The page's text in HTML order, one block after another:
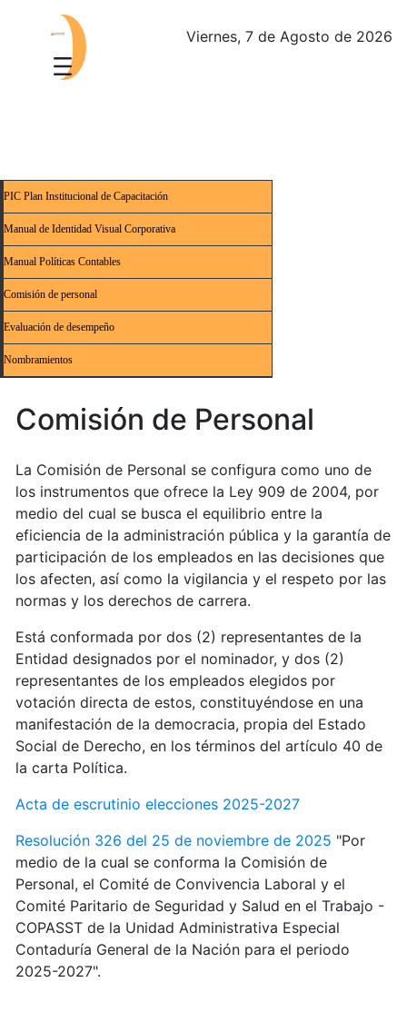
Viernes, 7 de Agosto de 2026
PIC Plan Institucional de Capacitación
Manual de Identidad Visual Corporativa
Manual Políticas Contables
Comisión de personal
Evaluación de desempeño
Nombramientos
Comisión de Personal
La Comisión de Personal se configura como uno de
los instrumentos que ofrece la Ley 909 de 2004, por
medio del cual se busca el equilibrio entre la
eficiencia de la administración pública y la garantía de
participación de los empleados en las decisiones que
los afecten, así como la vigilancia y el respeto por las
normas y los derechos de carrera.
Está conformada por dos (2) representantes de la
Entidad designados por el nominador, y dos (2)
representantes de los empleados elegidos por
votación directa de estos, constituyéndose en una
manifestación de la democracia, propia del Estado
Social de Derecho, en los términos del artículo 40 de
la carta Política.
Acta de escrutinio elecciones 2025-2027
Resolución 326 del 25 de noviembre de 2025 "Por
medio de la cual se conforma la Comisión de
Personal, el Comité de Convivencia Laboral y el
Comité Paritario de Seguridad y Salud en el Trabajo -
COPASST de la Unidad Administrativa Especial
Contaduría General de la Nación para el periodo
2025-2027".